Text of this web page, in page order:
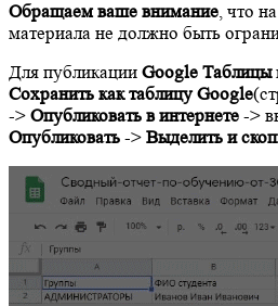
Обращаем ваше внимание, что
материала не должно быть
Для публикации Google Таблицы
Сохранить как таблицу Google
-> Опубликовать в интернете ->
Опубликовать -> Выделить и